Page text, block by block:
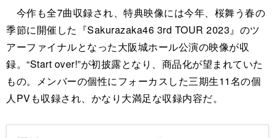
今作も全7曲収録され、特典映像には今年、桜舞う春の
季節に開催した『Sakurazaka46 3rd TOUR 2023』のツ
アーファイナルとなった大阪城ホール公演の映像が収
録。“Start over!”が初披露となり、商品化が望まれていた
もの。メンバーの個性にフォーカスした三期生11名の個
人PVも収録され、かなり大満足な収録内容だ。